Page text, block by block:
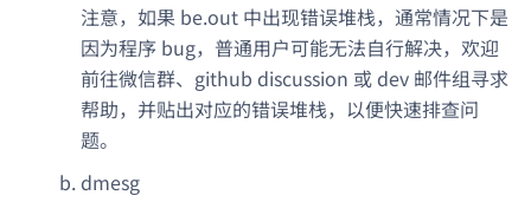
注意，如果 be.out 中出现错误堆栈，通常情况下是
因为程序 bug，普通用户可能无法自行解决，欢迎
前往微信群、github discussion 或 dev 邮件组寻求
帮助，并贴出对应的错误堆栈，以便快速排查问
题。
dmesg